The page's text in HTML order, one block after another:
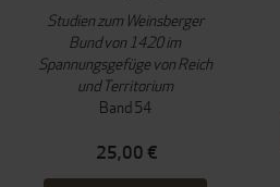
Studien zum Weinsberger
Bund von 1420 im
Spannungsgefüge von Reich
und Territorium
Band 54
25,00 €